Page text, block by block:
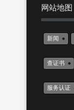
网站地图
新闻
查证书
服务认证